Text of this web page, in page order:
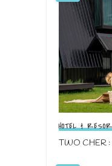
HOTEL &
TWO CHER